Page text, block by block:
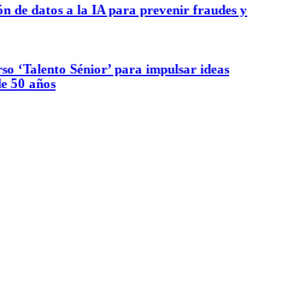
de datos a la IA para prevenir fraudes y
‘Talento Sénior’ para impulsar ideas
50 años